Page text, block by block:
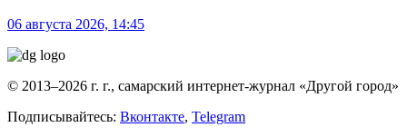
06 августа 2026, 14:45
© 2013–2026 г. г., самарский интернет-журнал «Другой город»
Подписывайтесь: Вконтакте, Telegram